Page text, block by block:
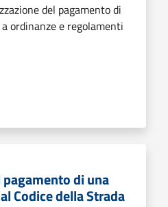
del pagamento di
ordinanze e regolamenti
di una
Codice della Strada